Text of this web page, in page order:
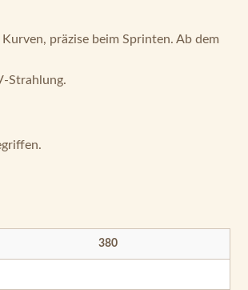
präzise beim Sprinten. Ab dem
Strahlung.
380